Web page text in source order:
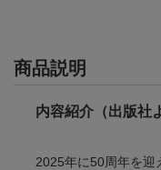
商品説明
内容紹介（出版社
2025年に50周年を迎